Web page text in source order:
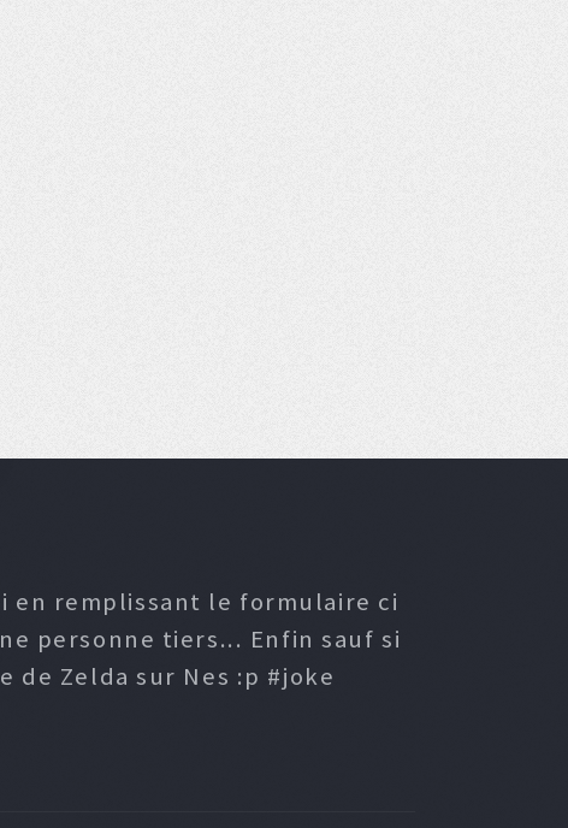
en remplissant le formulaire ci
personne tiers... Enfin sauf si
de Zelda sur Nes :p #joke